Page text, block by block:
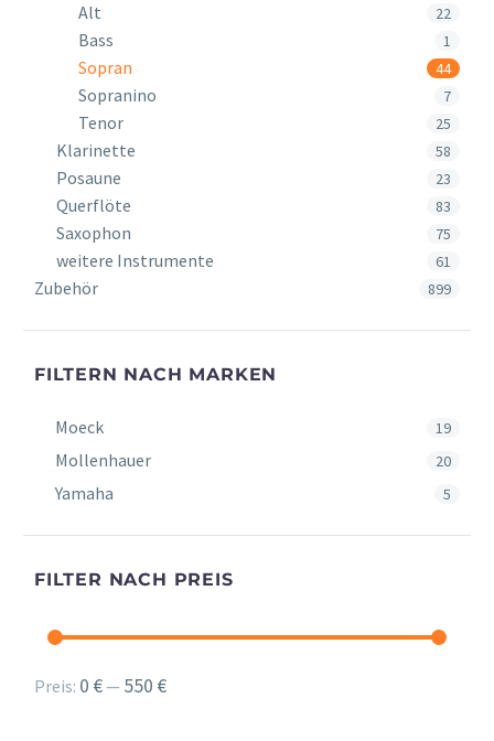
Alt 22
Bass 1
Sopran 44
Sopranino 7
Tenor 25
Klarinette 58
Posaune 23
Querflöte 83
Saxophon 75
weitere Instrumente 61
Zubehör 899
FILTERN NACH MARKEN
Moeck 19
Mollenhauer 20
Yamaha 5
FILTER NACH PREIS
Min.
Max.
Preis: 0 €— 550 €